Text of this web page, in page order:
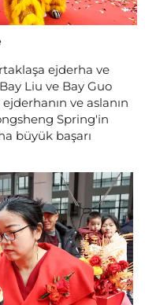
ejderha ve
Liu ve Bay Guo
ve aslanın
Spring'in
büyük başarı